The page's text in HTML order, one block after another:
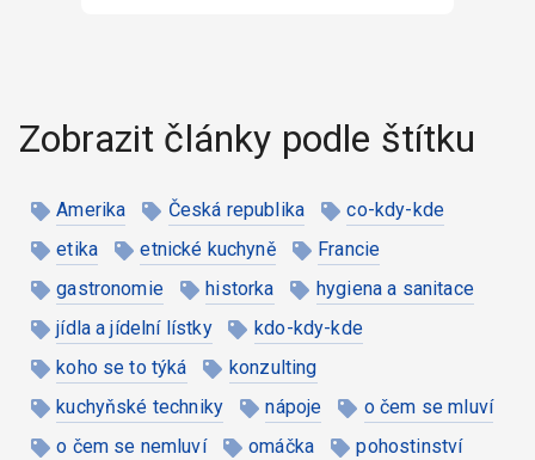
Zobrazit články podle štítku
Amerika Česká republika
co-kdy-kde
etika
etnické kuchyně
Francie
gastronomie
historka
hygiena a sanitace
jídla a jídelní lístky
kdo-kdy-kde
koho se to týká
konzulting
kuchyňské techniky
nápoje
o čem se mluví
o čem se nemluví
omáčka
pohostinství